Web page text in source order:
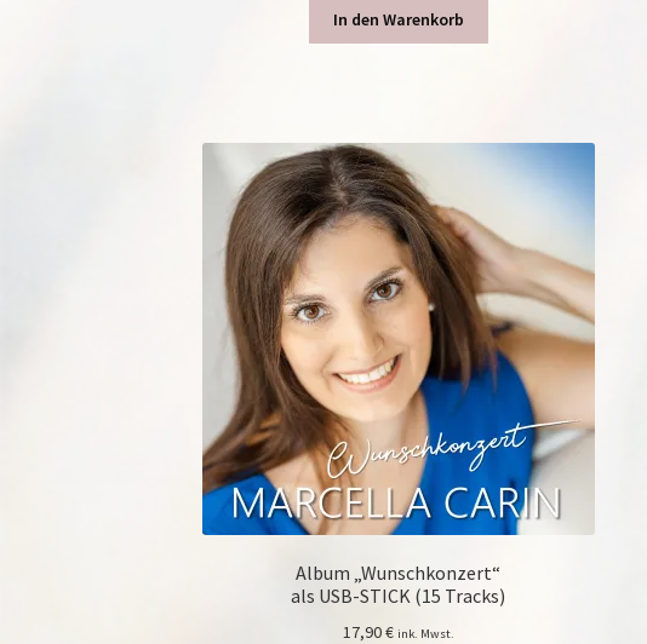
In den Warenkorb
Album „Wunschkonzert“
als USB-STICK (15 Tracks)
17,90€ ink. Mwst.